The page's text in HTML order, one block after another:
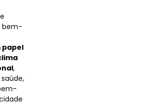
bem-
papel
,